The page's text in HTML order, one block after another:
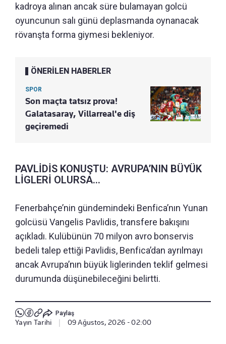
kadroya alınan ancak süre bulamayan golcü
oyuncunun salı günü deplasmanda oynanacak
rövanşta forma giymesi bekleniyor.
ÖNERİLEN HABERLER
SPOR
Son maçta tatsız prova!
Galatasaray, Villarreal'e diş
geçiremedi
PAVLİDİS KONUŞTU: AVRUPA’NIN BÜYÜK
LİGLERİ OLURSA...
Fenerbahçe’nin gündemindeki Benfica’nın Yunan
golcüsü Vangelis Pavlidis, transfere bakışını
açıkladı. Kulübünün 70 milyon avro bonservis
bedeli talep ettiği Pavlidis, Benfica’dan ayrılmayı
ancak Avrupa’nın büyük liglerinden teklif gelmesi
durumunda düşünebileceğini belirtti.
Paylaş
Yayın Tarihi 09 Ağustos, 2026 - 02:00